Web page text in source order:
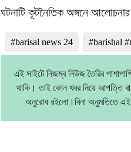
ঘটনাটি কূটনৈতিক অঙ্গনে
#barisal news 24 #barishal
এই সাইটে নিজম্ব নিউজ তৈরির
থাকি। তাই কোন খবর নিয়ে আপত্তি বা
অনুরোধ রইলো।বিনা অনুমতিতে এই